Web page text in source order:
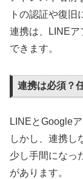
トの認証や復旧
連携は、LINEア
できます。
連携は必須？
LINEとGoogle
しかし、連携し
少し手間になっ
があります。